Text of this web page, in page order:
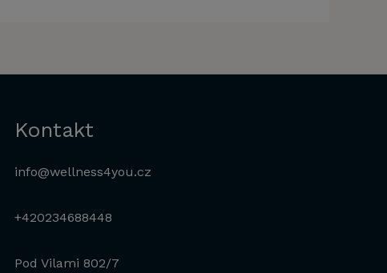
Kontakt
info@wellness4you.cz
+420234688448
Pod Vilami 802/7